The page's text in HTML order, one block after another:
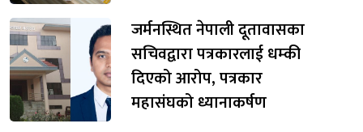
जर्मनस्थित नेपाली दूतावासका
सचिवद्वारा पत्रकारलाई धम्की
दिएको आरोप, पत्रकार
महासंघको ध्यानाकर्षण